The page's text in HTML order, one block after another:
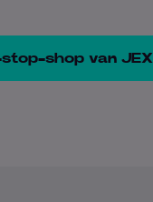
stop-shop van JEX